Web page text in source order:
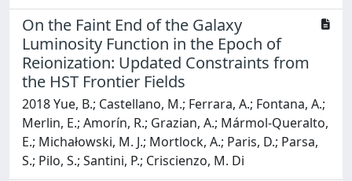
On the Faint End of the Galaxy
Luminosity Function in the Epoch of
Reionization: Updated Constraints from
the HST Frontier Fields
2018 Yue, B.; Castellano, M.; Ferrara, A.; Fontana, A.;
Merlin, E.; Amorín, R.; Grazian, A.; Mármol-Queralto,
E.; Michałowski, M. J.; Mortlock, A.; Paris, D.; Parsa,
S.; Pilo, S.; Santini, P.; Criscienzo, M. Di